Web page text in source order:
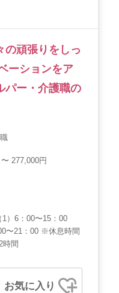
の頑張りをしっ
ーションをア
パー・介護職の
277,000円
）6：00〜15：00
〜21：00 ※休息時間
間
お気に入り